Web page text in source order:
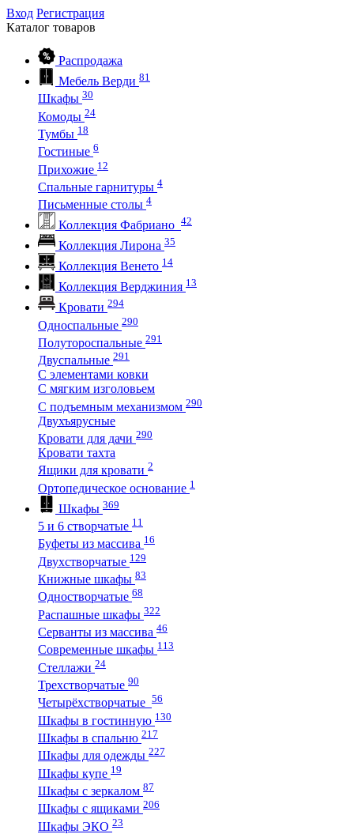
Вход Регистрация
Каталог товаров
Распродажа
Мебель Верди 81
Шкафы 30
Комоды 24
Тумбы 18
Гостиные 6
Прихожие 12
Спальные гарнитуры 4
Письменные столы 4
Коллекция Фабриано 42
Коллекция Лирона 35
Коллекция Венето 14
Коллекция Верджиния 13
Кровати 294
Односпальные 290
Полутороспальные 291
Двуспальные 291
С элементами ковки
С мягким изголовьем
С подъемным механизмом 290
Двухъярусные
Кровати для дачи 290
Кровати тахта
Ящики для кровати 2
Ортопедическое основание 1
Шкафы 369
5 и 6 створчатые 11
Буфеты из массива 16
Двухстворчатые 129
Книжные шкафы 83
Одностворчатые 68
Распашные шкафы 322
Серванты из массива 46
Современные шкафы 113
Стеллажи 24
Трехстворчатые 90
Четырёхстворчатые 56
Шкафы в гостинную 130
Шкафы в спальню 217
Шкафы для одежды 227
Шкафы купе 19
Шкафы с зеркалом 87
Шкафы с ящиками 206
Шкафы ЭКО 23